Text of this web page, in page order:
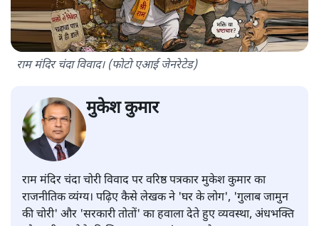
राम मंदिर चंदा विवाद। (फोटो एआई जेनरेटेड)
मुकेश कुमार
राम मंदिर चंदा चोरी विवाद पर वरिष्ठ पत्रकार मुकेश कुमार का
राजनीतिक व्यंग्य। पढ़िए कैसे लेखक ने 'घर के लोग', 'गुलाब जामुन
की चोरी' और 'सरकारी तोतों' का हवाला देते हुए व्यवस्था, अंधभक्ति